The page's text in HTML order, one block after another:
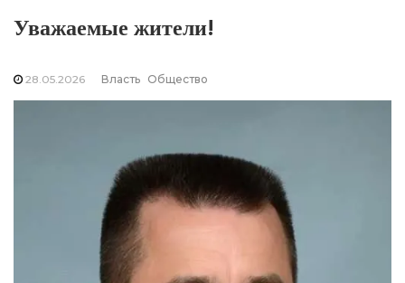
Уважаемые жители!
28.05.2026 Власть Общество